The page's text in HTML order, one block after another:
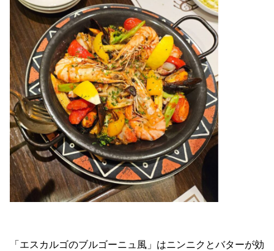
「エスカルゴのブルゴーニュ風」はニンニクとバターが効